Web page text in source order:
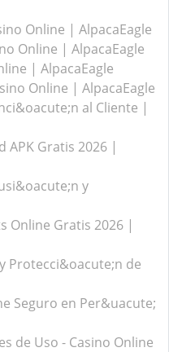
Online | AlpacaEagle
Online | AlpacaEagle
| AlpacaEagle
Online | AlpacaEagle
al Cliente |
APK Gratis 2026 |
y
Online Gratis 2026 |
Protecci&oacute;n de
Seguro en Per&uacute;
de Uso - Casino Online